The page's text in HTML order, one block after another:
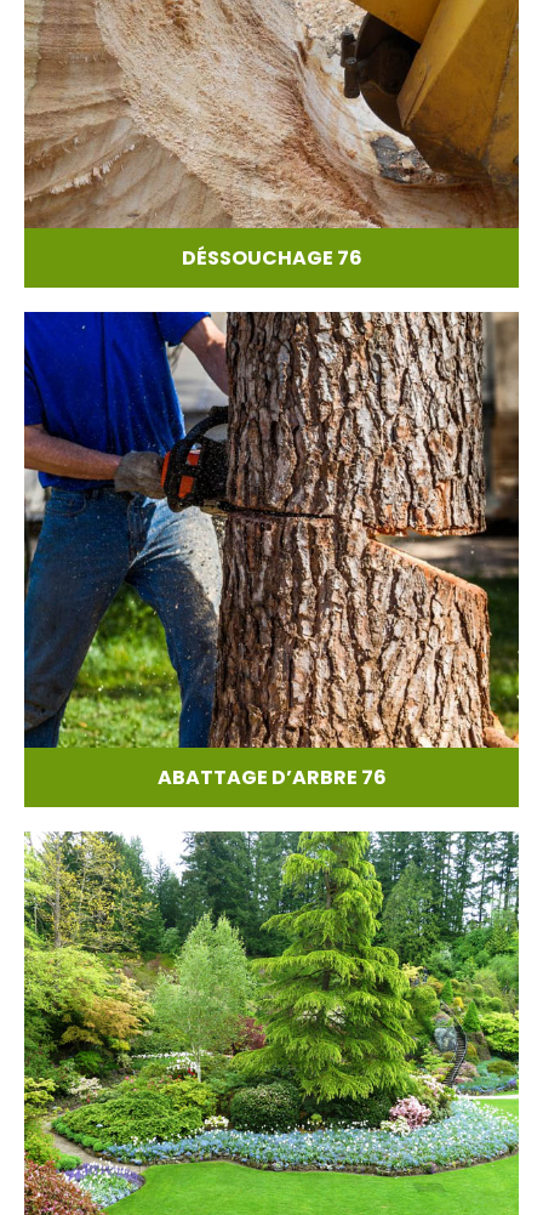
DÉSSOUCHAGE 76
ABATTAGE D’ARBRE 76